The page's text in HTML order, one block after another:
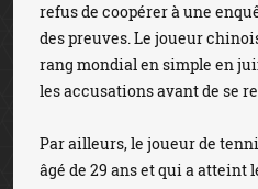
refus de coopérer à une
des preuves. Le joueur
rang mondial en simple en
les accusations avant de se
Par ailleurs, le joueur de
âgé de 29 ans et qui a atteint